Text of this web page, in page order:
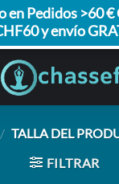
/ TALLA DEL
FILTRAR
en Pedidos >60 €
y envío